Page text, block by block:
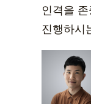
인격을
진행하시